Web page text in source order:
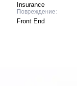
Insurance
Повреждение:
Front End